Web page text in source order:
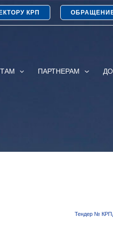
КРП
ПАРТНЕРАМ
Тендер №